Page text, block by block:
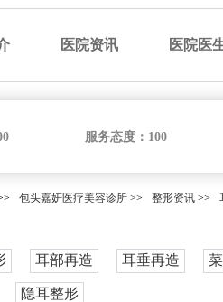
医院资讯 医院医
服务态度： 100
包头嘉妍医疗美容诊所 >> 整形资讯 >>
耳部再造 耳垂再造
隐耳整形